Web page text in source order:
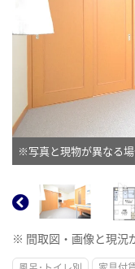
※写真と現物が異なる場
※ 間取図・画像と現況